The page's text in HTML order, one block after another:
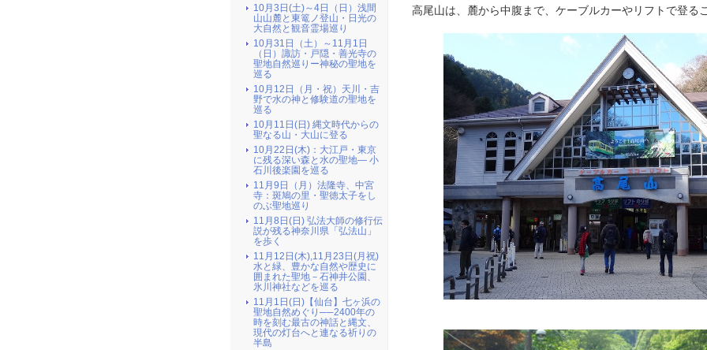
高尾山は、麓から中腹まで、ケーブルカーやリフトで登る
10月3日(土)～4日（日）浅間
山山麓と東篭ノ登山・日光の
大自然と観音霊場巡り
10月31日（土）～11月1日
（日）諏訪・戸隠・善光寺の
聖地自然巡りー神秘の聖地を
巡る
10月12日（月・祝）天川・吉
野で水の神と修験道の聖地を
巡る
10月11日(日) 縄文時代からの
聖なる山・大山に登る
10月22日(木)：大江戸・東京
に残る深い森と水の聖地― 小
石川後楽園を巡る
11月9日（月）法隆寺、中宮
寺：斑鳩の里・聖徳太子をし
のぶ聖地巡り
11月8日(日) 弘法大師の修行伝
説が残る神奈川県「弘法山」
を歩く
11月12日(木),11月23日(月祝)
水と緑、豊かな自然や歴史に
囲まれた聖地－石神井公園、
氷川神社などを巡る
11月1日(日)【仙台】七ヶ浜の
聖地自然めぐり──2400年の
時を刻む最古の神話と縄文、
現代の灯台へと連なる祈りの
半島